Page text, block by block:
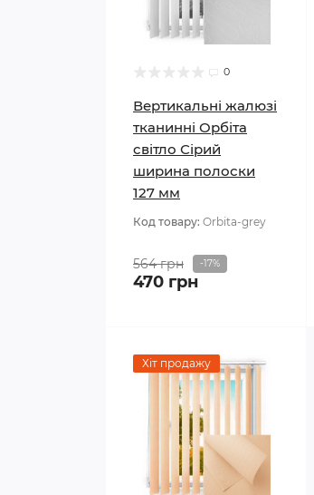
0
Вертикальні жалюзі
тканинні Орбіта
світло Сірий
ширина полоски
127 мм
Код товару: Orbita-grey
564 грн -17%
470 грн
Хіт продажу